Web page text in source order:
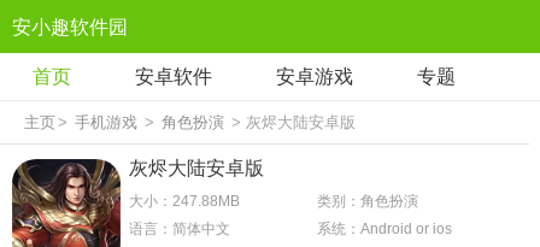
安小趣软件园
首页 安卓软件 安卓游戏 专题
主页> 手机游戏 > 角色扮演 > 灰烬大陆安卓版
灰烬大陆安卓版
大小：247.88MB
类别：角色扮演
语言：简体中文
系统：Android or ios